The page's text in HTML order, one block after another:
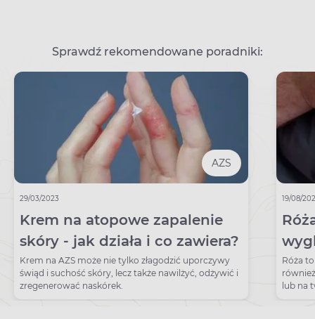
Sprawdź rekomendowane poradniki:
AZS
29/03/2023
Krem na atopowe zapalenie
skóry - jak działa i co zawiera?
Krem na AZS może nie tylko złagodzić uporczywy
świąd i suchość skóry, lecz także nawilżyć, odżywić i
zregenerować naskórek.
19/08/
jak
Róża
lub na